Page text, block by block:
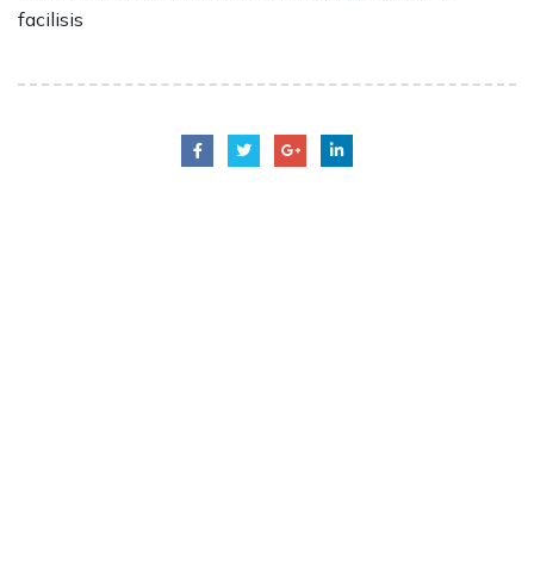
facilisis